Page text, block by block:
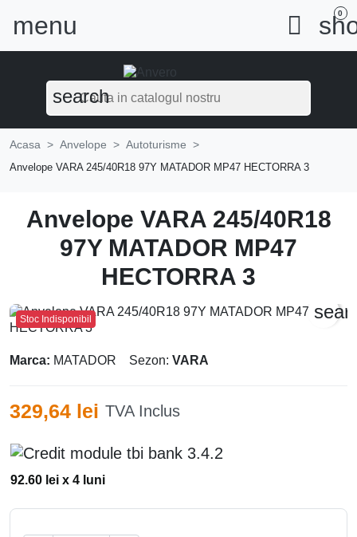
menu  0
search
Acasa Anvelope Autoturisme
Anvelope VARA 245/40R18 97Y MATADOR MP47 HECTORRA 3
Anvelope VARA 245/40R18
97Y MATADOR MP47
HECTORRA 3
Stoc Indisponibil
Marca: MATADOR Sezon: VARA
329,64 lei TVA Inclus
92.60 lei x 4 luni